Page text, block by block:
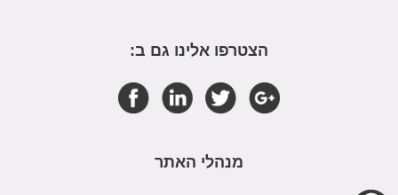
הצטרפו אלינו גם ב:
מנהלי האתר